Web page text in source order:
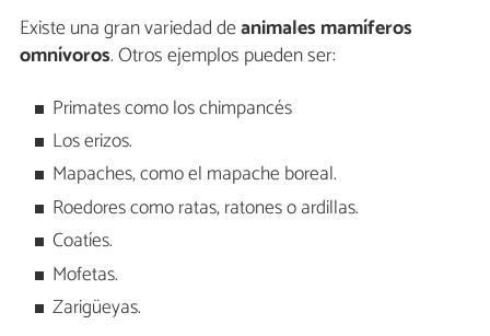
Existe una gran variedad deanimales mamíferos
omnívoros. Otros ejemplos pueden ser:
Primates como los chimpancés
Los erizos.
Mapaches, como el mapache boreal.
Roedores como ratas, ratones o ardillas.
Coatíes.
Mofetas.
Zarigüeyas.